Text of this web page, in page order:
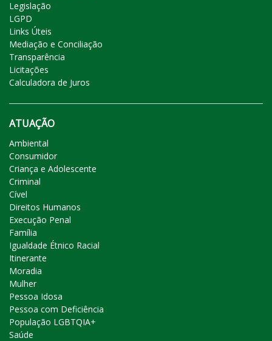
Legislação
LGPD
Links Úteis
Mediação e Conciliação
Transparência
Licitações
Calculadora de Juros
ATUAÇÃO
Ambiental
Consumidor
Criança e Adolescente
Criminal
Cível
Direitos Humanos
Execução Penal
Família
Igualdade Étnico Racial
Itinerante
Moradia
Mulher
Pessoa Idosa
Pessoa com Deficiência
População LGBTQIA+
Saúde